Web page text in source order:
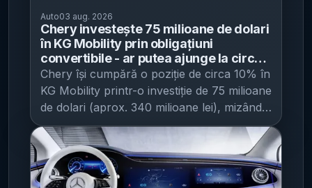
Ferdinand Piëch. În funcție de versiune,
puterea maximă a acestui motor putea
depăși 1.800 CP, potrivit sursei. Pe fondul
presiunii reglementărilor de emisii și după
preluarea conducerii de către Mate Rimac,
compania a decis tranziția către un V16
aspirat (fără turbină) cu sistem hibrid:
motorul termic ar livra 1.000 CP, iar
motoarele electrice ar adăuga aproximativ
800 CP. Când am putea afla răspunsul
AFM, în termen de 60 de zile de la
obținerea statusului „beneficiar aprobat
pentru finanțare”, solicitantul persoană
fizică trebuie să: distrugă și să radieze din
evidența circulației autovehiculul uzat;
încarce documentele în aplicația
informatică; introducă data radierii
autovehiculului uzat. Unde mai există buget
și până când se fac înscrieri Sesiunea
pentru achiziționarea autovehiculelor noi
trimestrul II 2026, comparativ cu trimestrul
II 2025, înmatriculările noi de vehicule
rutiere pentru transportul pasagerilor au
înregistrat: creștere la mopede și
motociclete : +18,6% ; scădere la autobuze
și microbuze : -18,9% ; scădere la
autoturisme : -9,1% . INS mai arată că, în
trimestrul II 2026, autoturismele noi au
reprezentat 31,5% din totalul
înmatriculărilor noi de autoturisme, cu 7,8
Auto03 aug. 2026
Chery investește 75 milioane de dolari
în KG Mobility prin obligațiuni
convertibile - ar putea ajunge la circa
10% din constructorul auto sud-
coreean și vizează extinderea pe
piețele externe
Chery își cumpără o poziție de circa 10% în
KG Mobility printr-o investiție de 75 milioane
de dolari (aprox. 340 milioane lei), mizând
pe acces la capacități de producție și
canale externe potrivit IT之家 , care
notează că tranzacția este structurată prin
obligațiuni convertibile. KG Mobility a